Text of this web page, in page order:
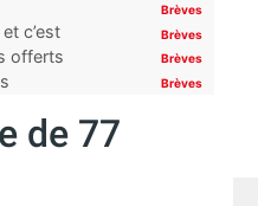
Brèves
c’est
Brèves
offerts Brèves
Brèves
de 77